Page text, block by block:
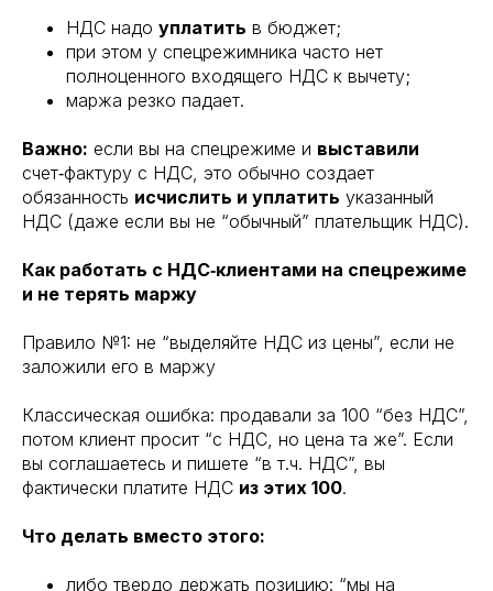
НДС надо уплатить в бюджет;
при этом у спецрежимника часто нет
полноценного входящего НДС к вычету;
маржа резко падает.
Важно: если вы на спецрежиме и выставили
счет‑фактуру с НДС, это обычно создает
обязанность исчислить и уплатить указанный
НДС (даже если вы не “обычный” плательщик НДС).
Как работать с НДС‑клиентами на спецрежиме
и не терять маржу
Правило №1: не “выделяйте НДС из цены”, если не
заложили его в маржу
Классическая ошибка: продавали за 100 “без НДС”,
потом клиент просит “с НДС, но цена та же”. Если
вы соглашаетесь и пишете “в т.ч. НДС”, вы
фактически платите НДС из этих 100.
Что делать вместо этого:
либо твердо держать позицию: “мы на